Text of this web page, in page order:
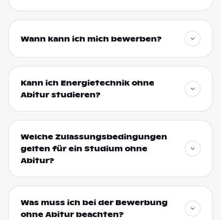
Wann kann ich mich bewerben?
Kann ich Energietechnik ohne
Abitur studieren?
Welche Zulassungsbedingungen
gelten für ein Studium ohne
Abitur?
Was muss ich bei der Bewerbung
ohne Abitur beachten?